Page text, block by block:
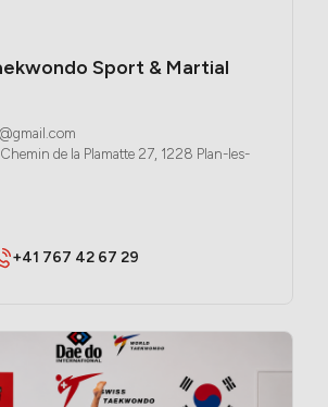
Sport & Martial
de la Plamatte 27, 1228 Plan-les-
+41 767 42 67 29